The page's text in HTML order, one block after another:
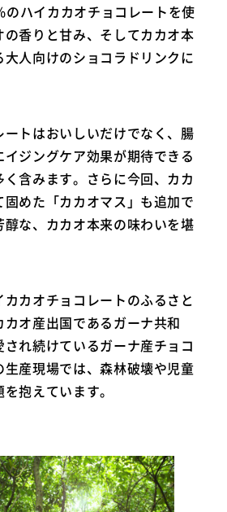
ハイカカオチョコレートを使
香りと甘み、そしてカカオ本
人向けのショコラドリンクに
トはおいしいだけでなく、腸
ジングケア効果が期待できる
含みます。さらに今回、カカ
めた「カカオマス」も追加で
な、カカオ本来の味わいを堪
カオチョコレートのふるさと
オ産出国であるガーナ共和
れ続けているガーナ産チョコ
生産現場では、森林破壊や児童
抱えています。